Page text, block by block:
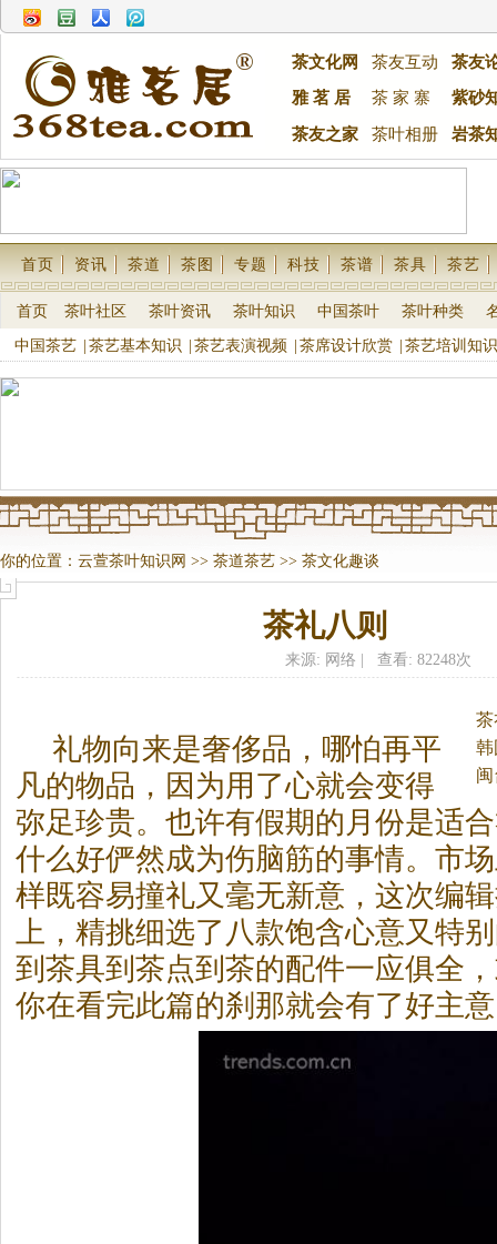
茶文化网 茶友互动
茶友
雅 茗 居
茶 家 寨 紫砂
茶友之家 茶叶相册 岩茶
首页 资讯 茶道 茶图 专题 科技 茶谱 茶具 茶艺
首页 茶叶社区 茶叶资讯 茶叶知识 中国茶叶 茶叶种类
中国茶艺 茶艺基本知识 茶艺表演视频 茶席设计欣赏 茶艺培训知识
你的位置： 云萱茶叶知识网 >> 茶道茶艺 >> 茶文化趣谈
茶礼八则
来源: 网络 | 查看: 82248次
礼物向来是奢侈品，哪怕再平
凡的物品，因为用了心就会变得
弥足珍贵。 也许有假期的月份是适
什么好俨然成为伤脑筋的事情。市
样既容易撞礼又毫无新意，这次编
上，精挑细选了八款饱含心意又特
到 茶具到 茶点到 茶的配件一应俱全
你在看完此篇的刹那就会有了好主